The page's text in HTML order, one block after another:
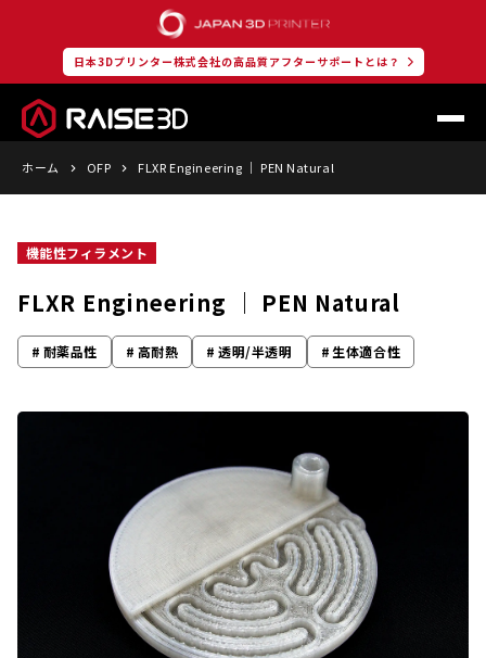
日本3Dプリンター株式会社の高品質アフターサポートとは？
ホーム OFP FLXR Engineering ｜ PEN Natural
機能性フィラメント
FLXR Engineering ｜ PEN Natural
耐薬品性 高耐熱 透明/半透明 生体適合性